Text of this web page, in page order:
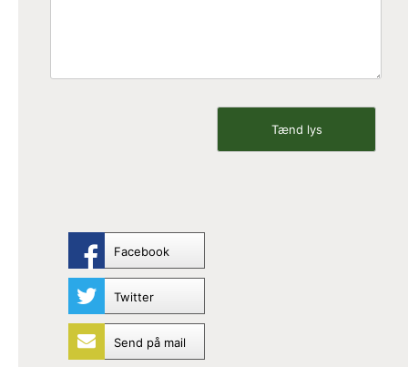
Facebook
Twitter
Send på mail